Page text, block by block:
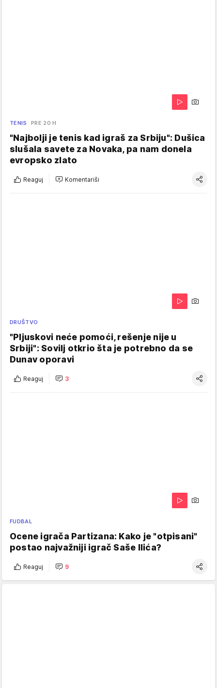
TENIS PRE 20 H
"Najbolji je tenis kad igraš za Srbiju": Dušica
slušala savete za Novaka, pa nam donela
evropsko zlato
Reaguj Komentariši
DRUŠTVO
"Pljuskovi neće pomoći, rešenje nije u
Srbiji": Sovilj otkrio šta je potrebno da se
Dunav oporavi
Reaguj 3
FUDBAL
Ocene igrača Partizana: Kako je "otpisani"
postao najvažniji igrač Saše Ilića?
Reaguj 9